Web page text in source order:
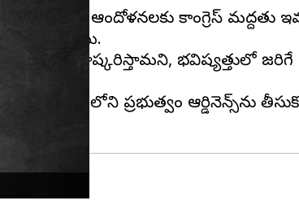
ఆందోళనలకు కాంగ్రెస్ మద్దతు
వర్గాలు తెలిపాయి.
బహిష్కరిస్తామని, భవిష్యత్తులో
నేతృత్వంలోని ప్రభుత్వం ఆర్డినెన్స్‌ను